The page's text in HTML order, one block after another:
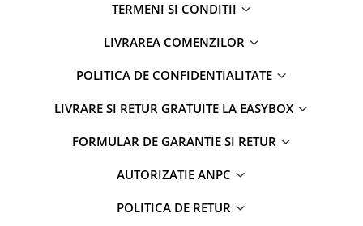
TERMENI SI CONDITII
LIVRAREA COMENZILOR
POLITICA DE CONFIDENTIALITATE
LIVRARE SI RETUR GRATUITE LA EASYBOX
FORMULAR DE GARANTIE SI RETUR
AUTORIZATIE ANPC
POLITICA DE RETUR